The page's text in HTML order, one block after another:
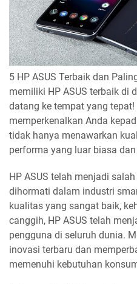
5 HP ASUS Terbaik dan
memiliki HP ASUS terbaik di
datang ke tempat yang
memperkenalkan Anda
tidak hanya menawarkan
performa yang luar biasa
HP ASUS telah menjadi
dihormati dalam industri
kualitas yang sangat baik,
canggih, HP ASUS telah
pengguna di seluruh dunia.
inovasi terbaru dan
memenuhi kebutuhan